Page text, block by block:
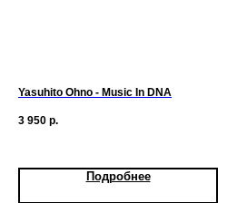
Yasuhito Ohno - Music In DNA
3 950 р.
Подробнее